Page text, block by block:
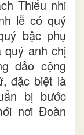
Thiếu nhi
lễ có quý
bậc phụ
quý anh chị
đảo cộng
đặc biệt là
bị bước
nơi Đoàn